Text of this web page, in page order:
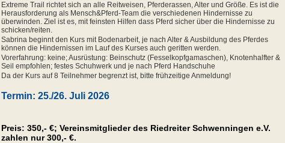
Extreme Trail richtet sich an alle Reitweisen, Pferderassen, Alter und Größe. Es ist die
Herausforderung als Mensch&Pferd-Team die verschiedenen Hindernisse zu
überwinden. Ziel ist es, mit feinsten Hilfen dass Pferd sicher über die Hindernisse zu
schicken/reiten.
Sabrina beginnt den Kurs mit Bodenarbeit, je nach Alter & Ausbildung des Pferdes
können die Hindernissen im Lauf des Kurses auch geritten werden.
Vorerfahrung: keine; Ausrüstung: Beinschutz (Fesselkopfgamaschen), Knotenhalfter &
Seil empfohlen; festes Schuhwerk und je nach Pferd Handschuhe
Da der Kurs auf 8 Teilnehmer begrenzt ist, bitte frühzeitige Anmeldung!
Termin: 25./26. Juli 2026
Preis: 350,- €; Vereinsmitglieder des Riedreiter Schwenningen e.V.
zahlen nur 300,- €.